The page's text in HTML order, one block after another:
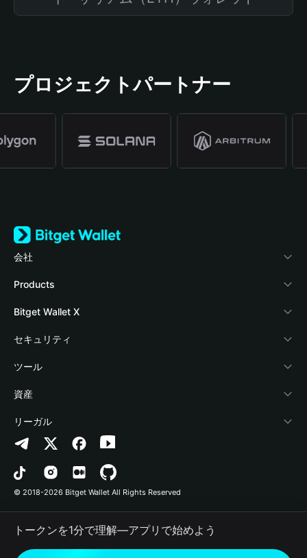
プロジェクトパートナー
会社
Bitget Walletについて
ブログ
アカデミー
暗号資産ニュース
Help Center
お問い合わせ
ブランドリソース
キャリア
Products
Crypto Card
Stablecoin Earn
Payfi Crypto
Crypto Swap API
Altcoin Season Index
Prediction Markets
DApp
RWA
Bitget Wallet X
デベロッパー
ウォレットを接続
Bitget Wallet Pay
プロジェクトを掲載
セキュリティ
保護基金
セキュリティ技術
ツール
暗号資産を購入
認証検出
コントラクト検出
一括送金
資産
Arbitrum
Avalanche
Bitcoin
Polygon
リーガル
プライバシーポリシー
利用規約
© 2018-2026 Bitget Wallet All Rights Reserved
トークンを1分で理解―アプリで始めよう